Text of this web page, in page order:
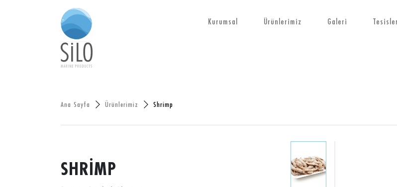
Kurumsal Ürünlerimiz Galeri
Ana Sayfa Ürünlerimiz Shrimp
SHRİMP